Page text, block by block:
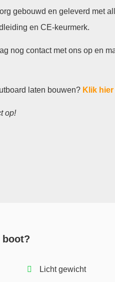
gebouwd en geleverd met
en CE-keurmerk.
nog contact met ons op en
laten bouwen? Klik hier
op!
boot?
Licht gewicht